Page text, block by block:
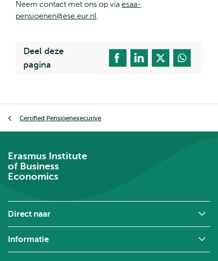
Neem contact met ons op via esaa-
pensioenen@ese.eur.nl.
Deel deze
pagina
Certified Pensioenexecutive
Erasmus Institute
of Business
Economics
Direct naar
Informatie